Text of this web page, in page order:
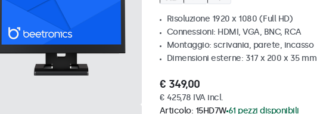
Risoluzione 1920 x 1080 (Full HD)
Connessioni: HDMI, VGA, BNC, RCA
Montaggio: scrivania, parete, incasso
Dimensioni esterne: 317 x 200 x 35 mm
€ 349,00
€ 425,78 IVA incl.
Articolo: 15HD7W61 pezzi disponibili